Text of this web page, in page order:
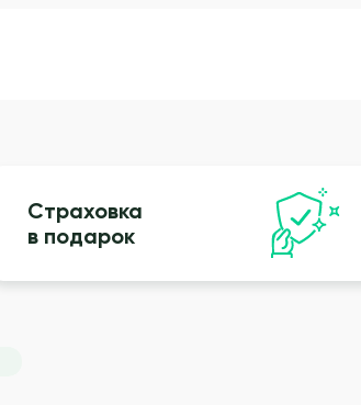
Страховка
в подарок